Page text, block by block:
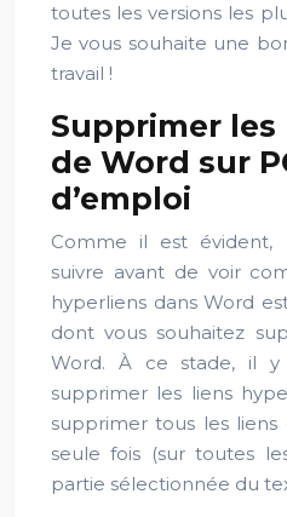
toutes les versions les
Je vous souhaite une
travail !
Supprimer
de Word sur
d’emploi
Comme il est
suivre avant de voir
hyperliens dans Word
dont vous souhaitez
Word. À ce stade, il y
supprimer les liens
supprimer tous les
seule fois (sur toutes
partie sélectionnée du